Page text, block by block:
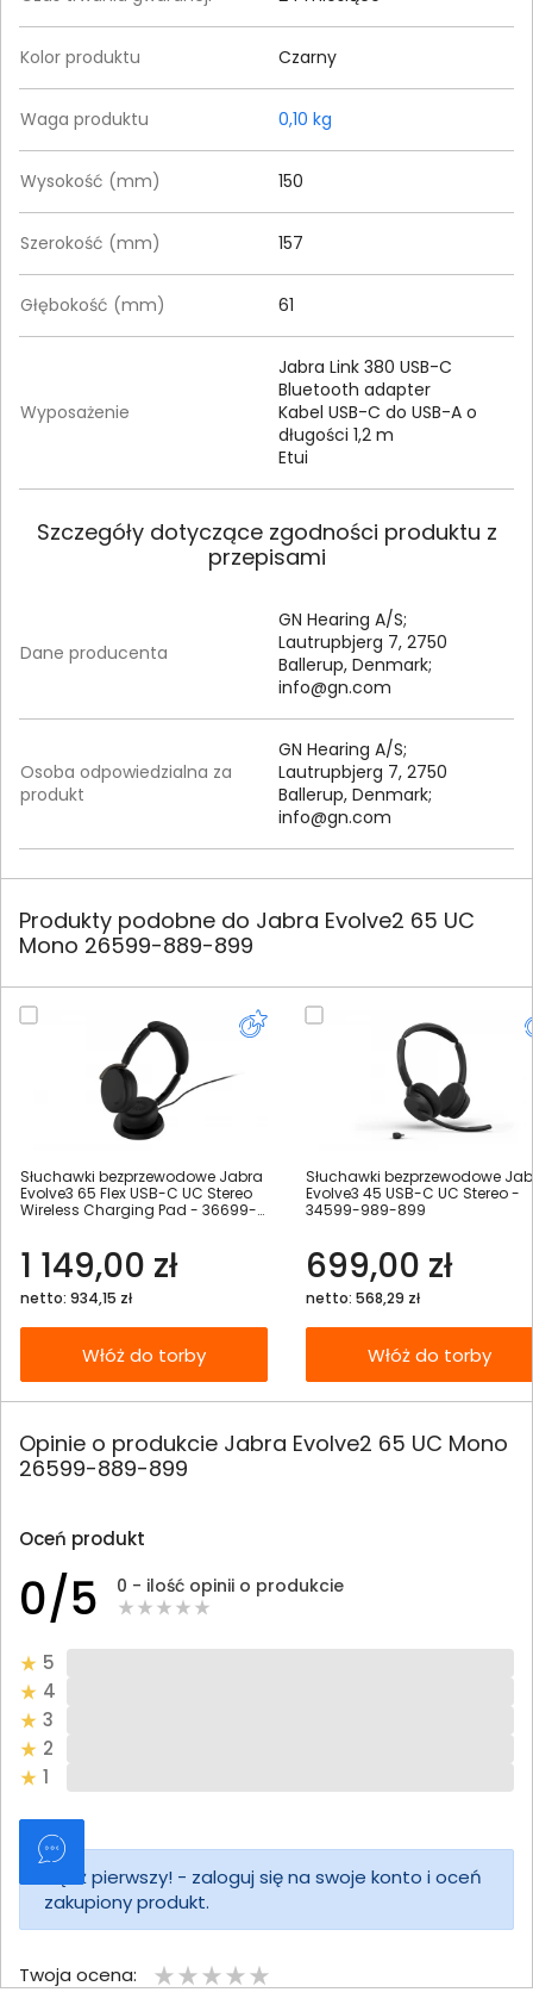
Kolor produktu Czarny
Waga produktu 0,10 kg
Wysokość (mm) 150
Szerokość (mm) 157
Głębokość (mm) 61
Wyposażenie
Jabra Link 380 USB-C
Bluetooth adapter
Kabel USB-C do USB-A o
długości 1,2 m
Etui
Szczegóły dotyczące zgodności produktu z
przepisami
Dane producenta
GN Hearing A/S;
Lautrupbjerg 7, 2750
Ballerup, Denmark;
info@gn.com
Osoba odpowiedzialna za
produkt
GN Hearing A/S;
Lautrupbjerg 7, 2750
Ballerup, Denmark;
info@gn.com
Produkty podobne do Jabra Evolve2 65 UC
Mono 26599-889-899
Słuchawki bezprzewodowe Jabra
Evolve3 65 Flex USB-C UC Stereo
Wireless Charging Pad - 36699-
1 149,00 zł
netto: 934,15 zł
Włóż do torby
Słuchawki bezprzewodowe
Evolve3 45 USB-C UC Stereo -
34599-989-899
699,00 zł
netto: 568,29 zł
Włóż do torby
Opinie o produkcie Jabra Evolve2 65 UC Mono
26599-889-899
Oceń produkt
0/5 0 - ilość opinii o produkcie
5
4
3
2
1
Bądź pierwszy! - zaloguj się na swoje konto i oceń
zakupiony produkt.
Twoja ocena: